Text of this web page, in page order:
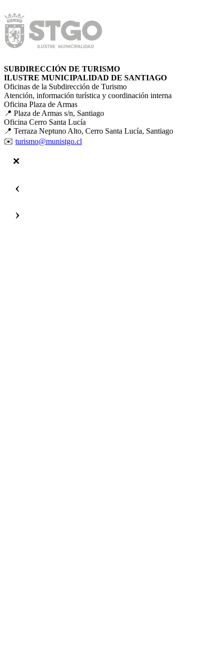
SUBDIRECCIÓN DE TURISMO
ILUSTRE MUNICIPALIDAD DE SANTIAGO
Oficinas de la Subdirección de Turismo
Atención, información turística y coordinación interna
Oficina Plaza de Armas
📍 Plaza de Armas s/n, Santiago
Oficina Cerro Santa Lucía
📍 Terraza Neptuno Alto, Cerro Santa Lucía, Santiago
✉️ turismo@munistgo.cl
‹
›